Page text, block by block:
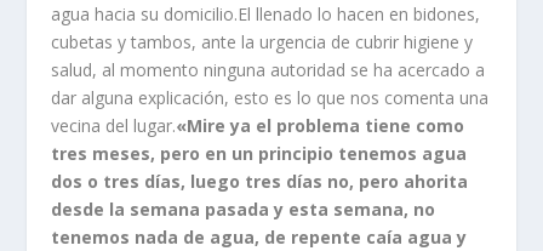
agua hacia su domicilio.El llenado lo hacen en bidones,
cubetas y tambos, ante la urgencia de cubrir higiene y
salud, al momento ninguna autoridad se ha acercado a
dar alguna explicación, esto es lo que nos comenta una
vecina del lugar.«Mire ya el problema tiene como
tres meses, pero en un principio tenemos agua
dos o tres días, luego tres días no, pero ahorita
desde la semana pasada y esta semana, no
tenemos nada de agua, de repente caía agua y